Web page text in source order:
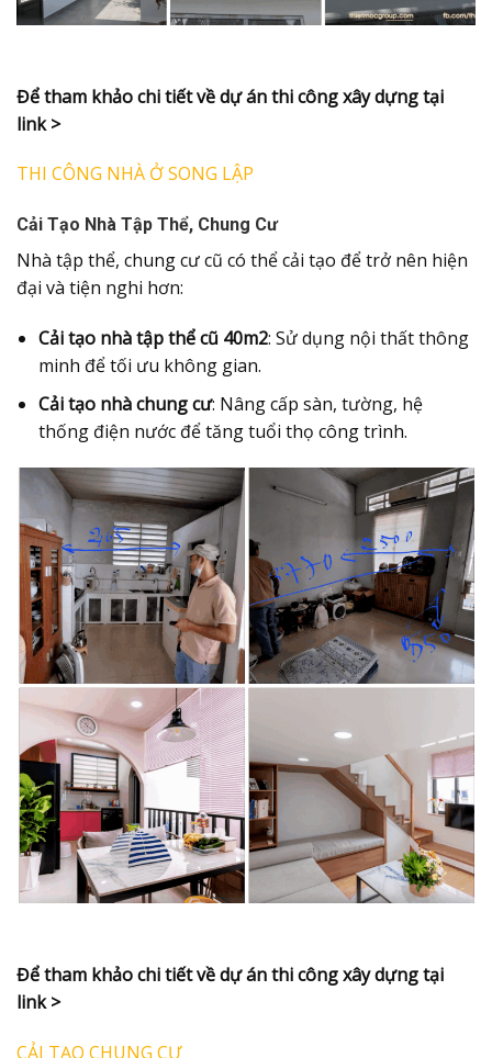
Để tham khảo chi tiết về dự án thi công xây dựng tại
link >
THI CÔNG NHÀ Ở SONG LẬP
Cải Tạo Nhà Tập Thể, Chung Cư
Nhà tập thể, chung cư cũ có thể cải tạo để trở nên hiện
đại và tiện nghi hơn:
Cải tạo nhà tập thể cũ 40m2: Sử dụng nội thất thông
minh để tối ưu không gian.
Cải tạo nhà chung cư: Nâng cấp sàn, tường, hệ
thống điện nước để tăng tuổi thọ công trình.
Để tham khảo chi tiết về dự án thi công xây dựng tại
link >
CẢI TẠO CHUNG CƯ